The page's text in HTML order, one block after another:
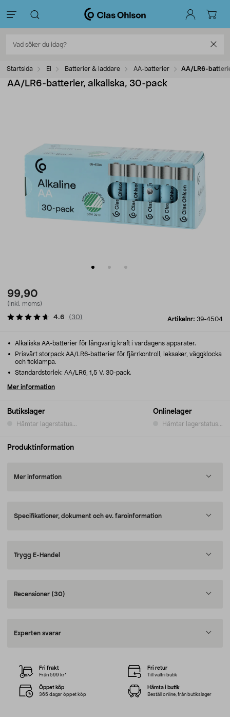
Startsida El Batterier & laddare AA-batterier AA/LR6-
AA/LR6-batterier, alkaliska, 30-pack
99,90
(inkl. moms)
Artikelnr: 39-4504
4.6 (30)
Butikslager
Hämtar lagerstatus...
Onlinelager
Hämtar lagerstatus...
Alkaliska AA-batterier för långvarig kraft i vardagens apparater.
Prisvärt storpack AA/LR6-batterier för fjärrkontroll, leksaker, väggklocka
och ficklampa.
Standardstorlek: AA/LR6, 1,5 V. 30-pack.
Mer information
Produktinformation
Mer information
Specifikationer, dokument och ev. faroinformation
Trygg E-Handel
Recensioner (30)
Experten svarar
Fri frakt
Från 599 kr*
Fri retur
Till valfri butik
Öppet köp
365 dagar öppet köp
Hämta i butik
Beställ online, från butikslager